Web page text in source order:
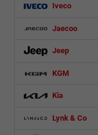
Iveco
Jaecoo
Jeep
KGM
Kia
Lynk & Co